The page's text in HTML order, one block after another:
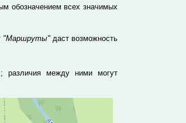
обозначением всех значимых
"Маршруты"даст возможность
различия между ними могут